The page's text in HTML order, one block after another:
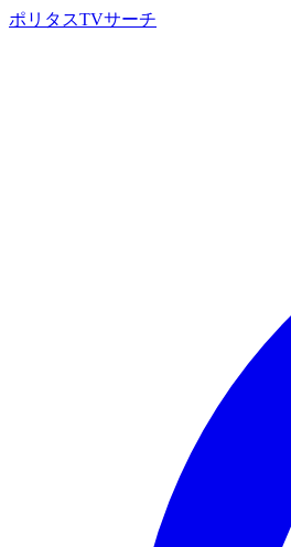
ポリタスTVサーチ